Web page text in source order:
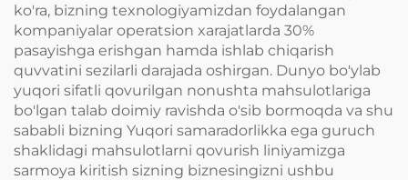
ko'ra, bizning texnologiyamizdan foydalangan
kompaniyalar operatsion xarajatlarda 30%
pasayishga erishgan hamda ishlab chiqarish
quvvatini sezilarli darajada oshirgan. Dunyo bo'ylab
yuqori sifatli qovurilgan nonushta mahsulotlariga
bo'lgan talab doimiy ravishda o'sib bormoqda va shu
sababli bizning Yuqori samaradorlikka ega guruch
shaklidagi mahsulotlarni qovurish liniyamizga
sarmoya kiritish sizning biznesingizni ushbu